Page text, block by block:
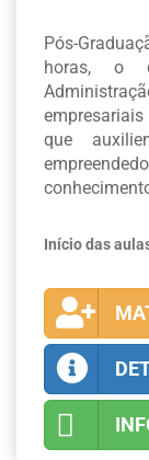
Pós-
horas, o
que
Início das